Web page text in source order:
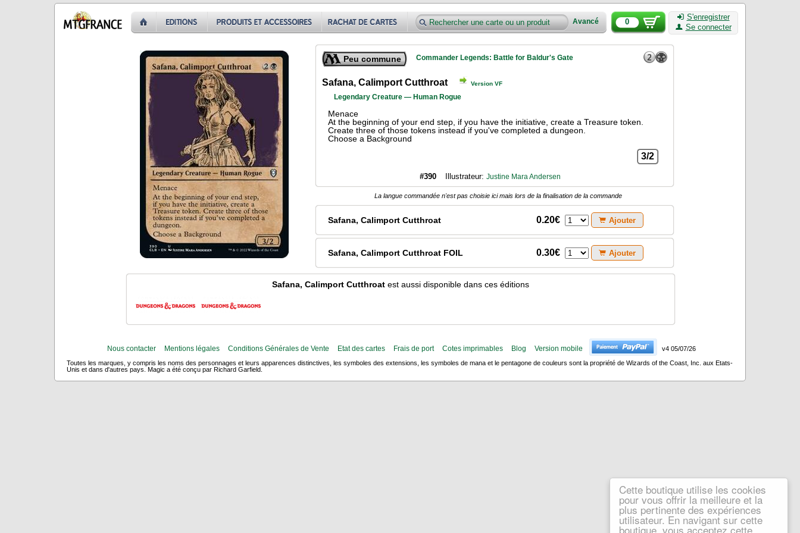
Cette boutique utilise les cookies
pour vous offrir la meilleure et la
plus pertinente des expériences
utilisateur. En navigant sur cette
boutique, vous acceptez cette
Avancé 0
S'enregistrer
Se connecter
Peu commune Commander Legends: Battle for Baldur's Gate
Safana, Calimport Cutthroat Version VF
Legendary Creature — Human Rogue
Menace
At the beginning of your end step, if you have the initiative, create a Treasure token.
Create three of those tokens instead if you've completed a dungeon.
Choose a Background
3/2
#390 Illustrateur: Justine Mara Andersen
La langue commandée n'est pas choisie ici mais lors de la finalisation de la commande
Safana, Calimport Cutthroat 0.20€ Ajouter
Safana, Calimport Cutthroat FOIL 0.30€ Ajouter
Safana, Calimport Cutthroat est aussi disponible dans ces éditions
Nous contacter Mentions légales Conditions Générales de Vente Etat des cartes Frais de port Cotes imprimables Blog Version mobile
v4 05/07/26
Toutes les marques, y compris les noms des personnages et leurs apparences distinctives, les symboles des extensions, les symboles de mana et le pentagone de couleurs sont la propriété de Wizards of the Coast, Inc. aux Etats-
Unis et dans d'autres pays. Magic a été conçu par Richard Garfield.